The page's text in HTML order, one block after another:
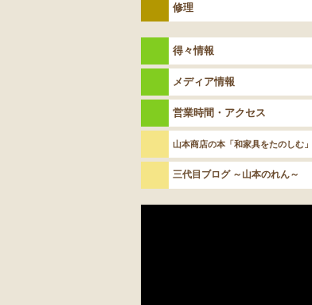
修理
得々情報
メディア情報
営業時間・アクセス
山本商店の本「和家具をたのしむ」
三代目ブログ ～山本のれん～